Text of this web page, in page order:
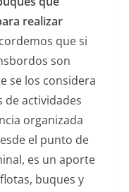
realizar
que si
son
se los considera
de actividades
organizada
el punto de
es un aporte
buques y